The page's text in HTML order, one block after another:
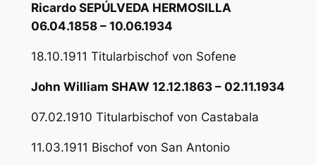
Ricardo SEPÚLVEDA HERMOSILLA
06.04.1858 – 10.06.1934
18.10.1911 Titularbischof von Sofene
John William SHAW 12.12.1863 – 02.11.1934
07.02.1910 Titularbischof von Castabala
11.03.1911 Bischof von San Antonio